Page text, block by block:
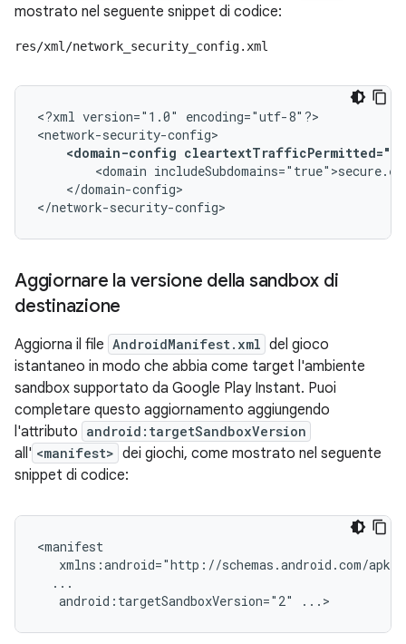
mostrato nel seguente snippet di codice:
res/xml/network_security_config.xml
<?xml version="1.0"
encoding="utf-8"?>
<domain-config
<domain
</domain-config>
</network-security-config>
Aggiornare la versione della sandbox di
destinazione
Aggiorna il file AndroidManifest.xml del gioco
istantaneo in modo che abbia come target l'ambiente
sandbox supportato da Google Play Instant. Puoi
completare questo aggiornamento aggiungendo
l'attributo android:targetSandboxVersion
all' <manifest> dei giochi, come mostrato nel seguente
snippet di codice:
android:targetSandboxVersion="2"